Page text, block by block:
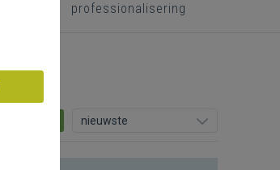
professionalisering
nieuwste